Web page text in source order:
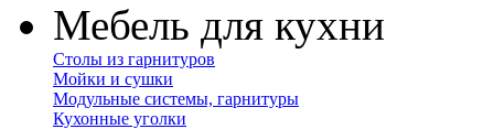
Мебель для кухни
Столы из гарнитуров
Мойки и сушки
Модульные системы, гарнитуры
Кухонные уголки